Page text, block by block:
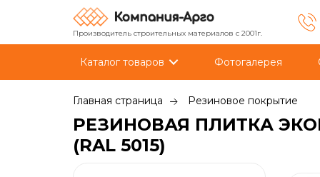
Производитель строительных материалов с 2001г.
Каталог товаров Фотогалерея
Главная страница Резиновое покрытие
РЕЗИНОВАЯ ПЛИТКА
(RAL 5015)